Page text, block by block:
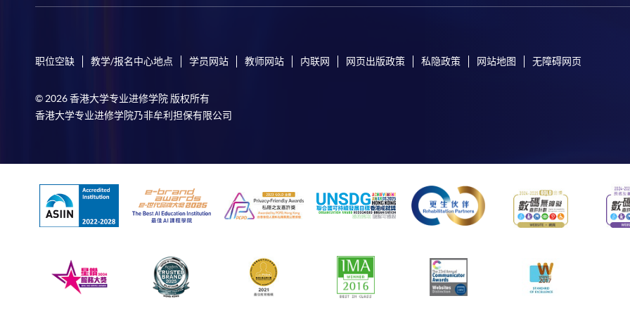
职位空缺 教学/报名中心地点 学员网站 教师网站 内联网 网页出版政策 私隐政策 网站地图 无障碍网页
© 2026 香港大学专业进修学院 版权所有
香港大学专业进修学院乃非牟利担保有限公司